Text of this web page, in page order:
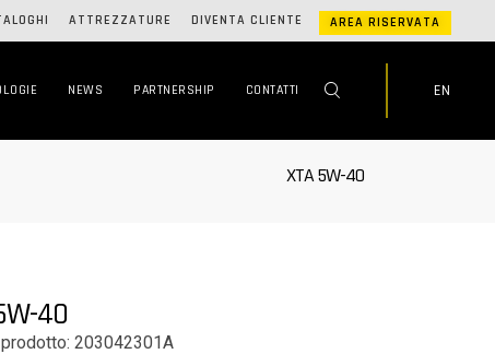
ATTREZZATURE DIVENTA CLIENTE AREA RISERVATA
NEWS PARTNERSHIP CONTATTI EN
XTA 5W-40
40
203042301A